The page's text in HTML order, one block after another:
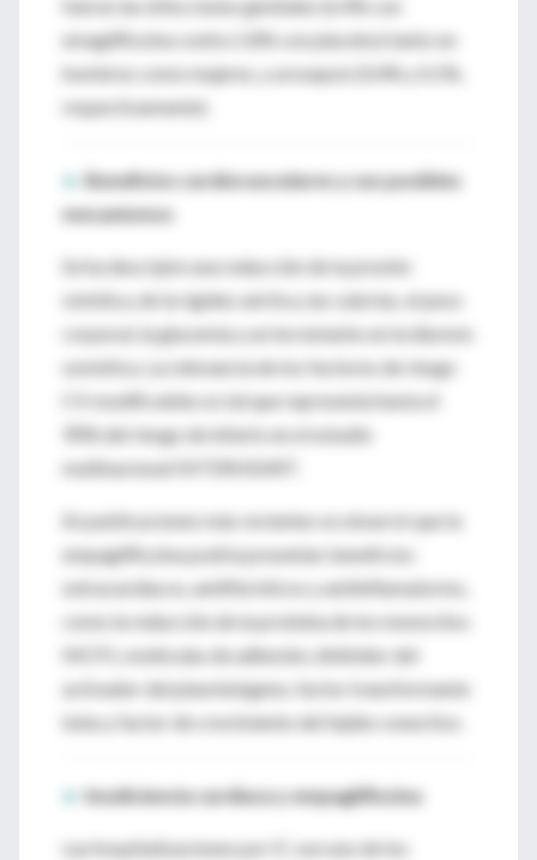
emagliflozina contra 1.8% con placebo) tanto en
hombres como mujeres, y urosepsis (0.4% y 0.1%,
respectivamente).
► Beneficios cardiovasculares y sus posibles
mecanismos
Se ha descripto una reducción de la presión
sistólica, de la rigidez aórtica, las calorías, el peso
corporal, la glucemia y un incremento en la diuresis
osmótica. La relevancia de los factores de riesgo
CV modificables es tal que representa hasta el
90% del riesgo de infarto en el estudio
multinacional INTERHEART.
En publicaciones más recientes se observó que la
empagliflozina podría presentar beneficios
extracardíacos, antifibróticos y antiinflamatorios,
como la reducción de la proteína de los monocitos
MCP1, moléculas de adhesión, inhibidor del
activador del plasminógeno, factor transformante
beta y factor de crecimiento del tejido conectivo.
► Insuficiencia cardíaca y empagliflozina
Las hospitalizaciones por IC son uno de los